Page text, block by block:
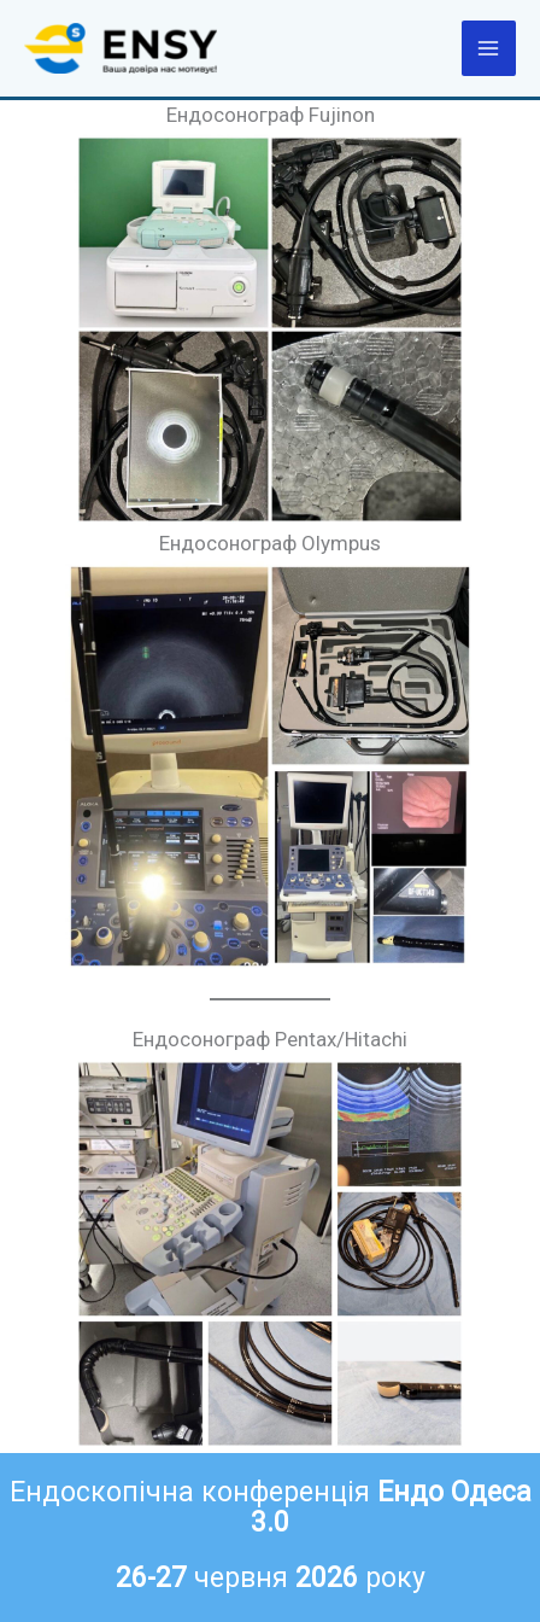
вмісту
Ендосонограф Fujinon
Ендосонограф Olympus
Ендосонограф Pentax/Hitachi
Ендоскопічна конференція Ендо Одеса
3.0
26-27 червня 2026 року